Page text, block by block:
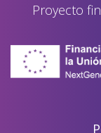
Proyecto